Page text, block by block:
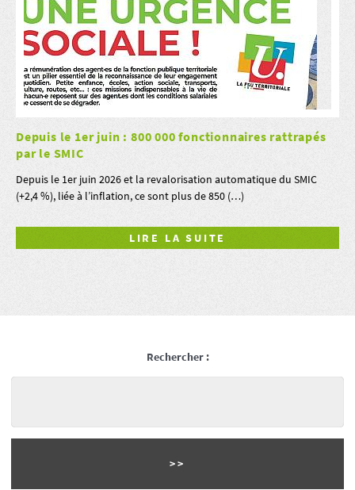
Depuis le 1er juin : 800 000 fonctionnaires rattrapés
par le SMIC
Depuis le 1er juin 2026 et la revalorisation automatique du SMIC
(+2,4 %), liée à l’inflation, ce sont plus de 850 (…)
LIRE LA SUITE
Rechercher :